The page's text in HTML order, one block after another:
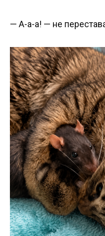
— А-а-а! — не